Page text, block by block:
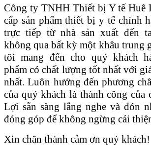
Công ty TNHH Thiết bị Y tế Huê
cấp sản phẩm thiết bị y tế chính
trực tiếp từ nhà sản xuất đến
không qua bất kỳ một khâu trung
tôi mang đến cho quý khách
phẩm có chất lượng tốt nhất với
nhất. Luôn hướng đến phương
của quý khách là thành công của
Lợi sẵn sàng lắng nghe và đón
đóng góp để không ngừng cải
Xin chân thành cảm ơn quý khách!